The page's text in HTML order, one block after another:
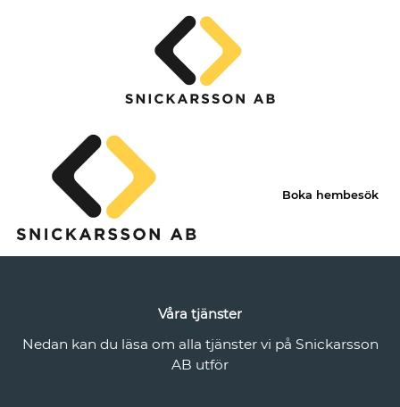
Boka hembesök
Våra tjänster
Nedan kan du läsa om alla tjänster vi på Snickarsson
AB utför